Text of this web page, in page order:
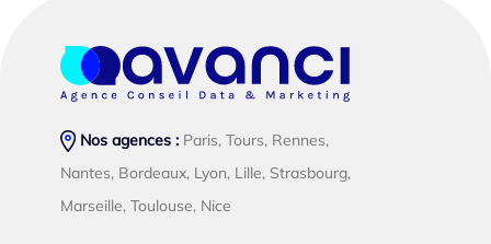
Nos agences :Paris, Tours, Rennes,
Nantes, Bordeaux, Lyon, Lille, Strasbourg,
Marseille, Toulouse, Nice